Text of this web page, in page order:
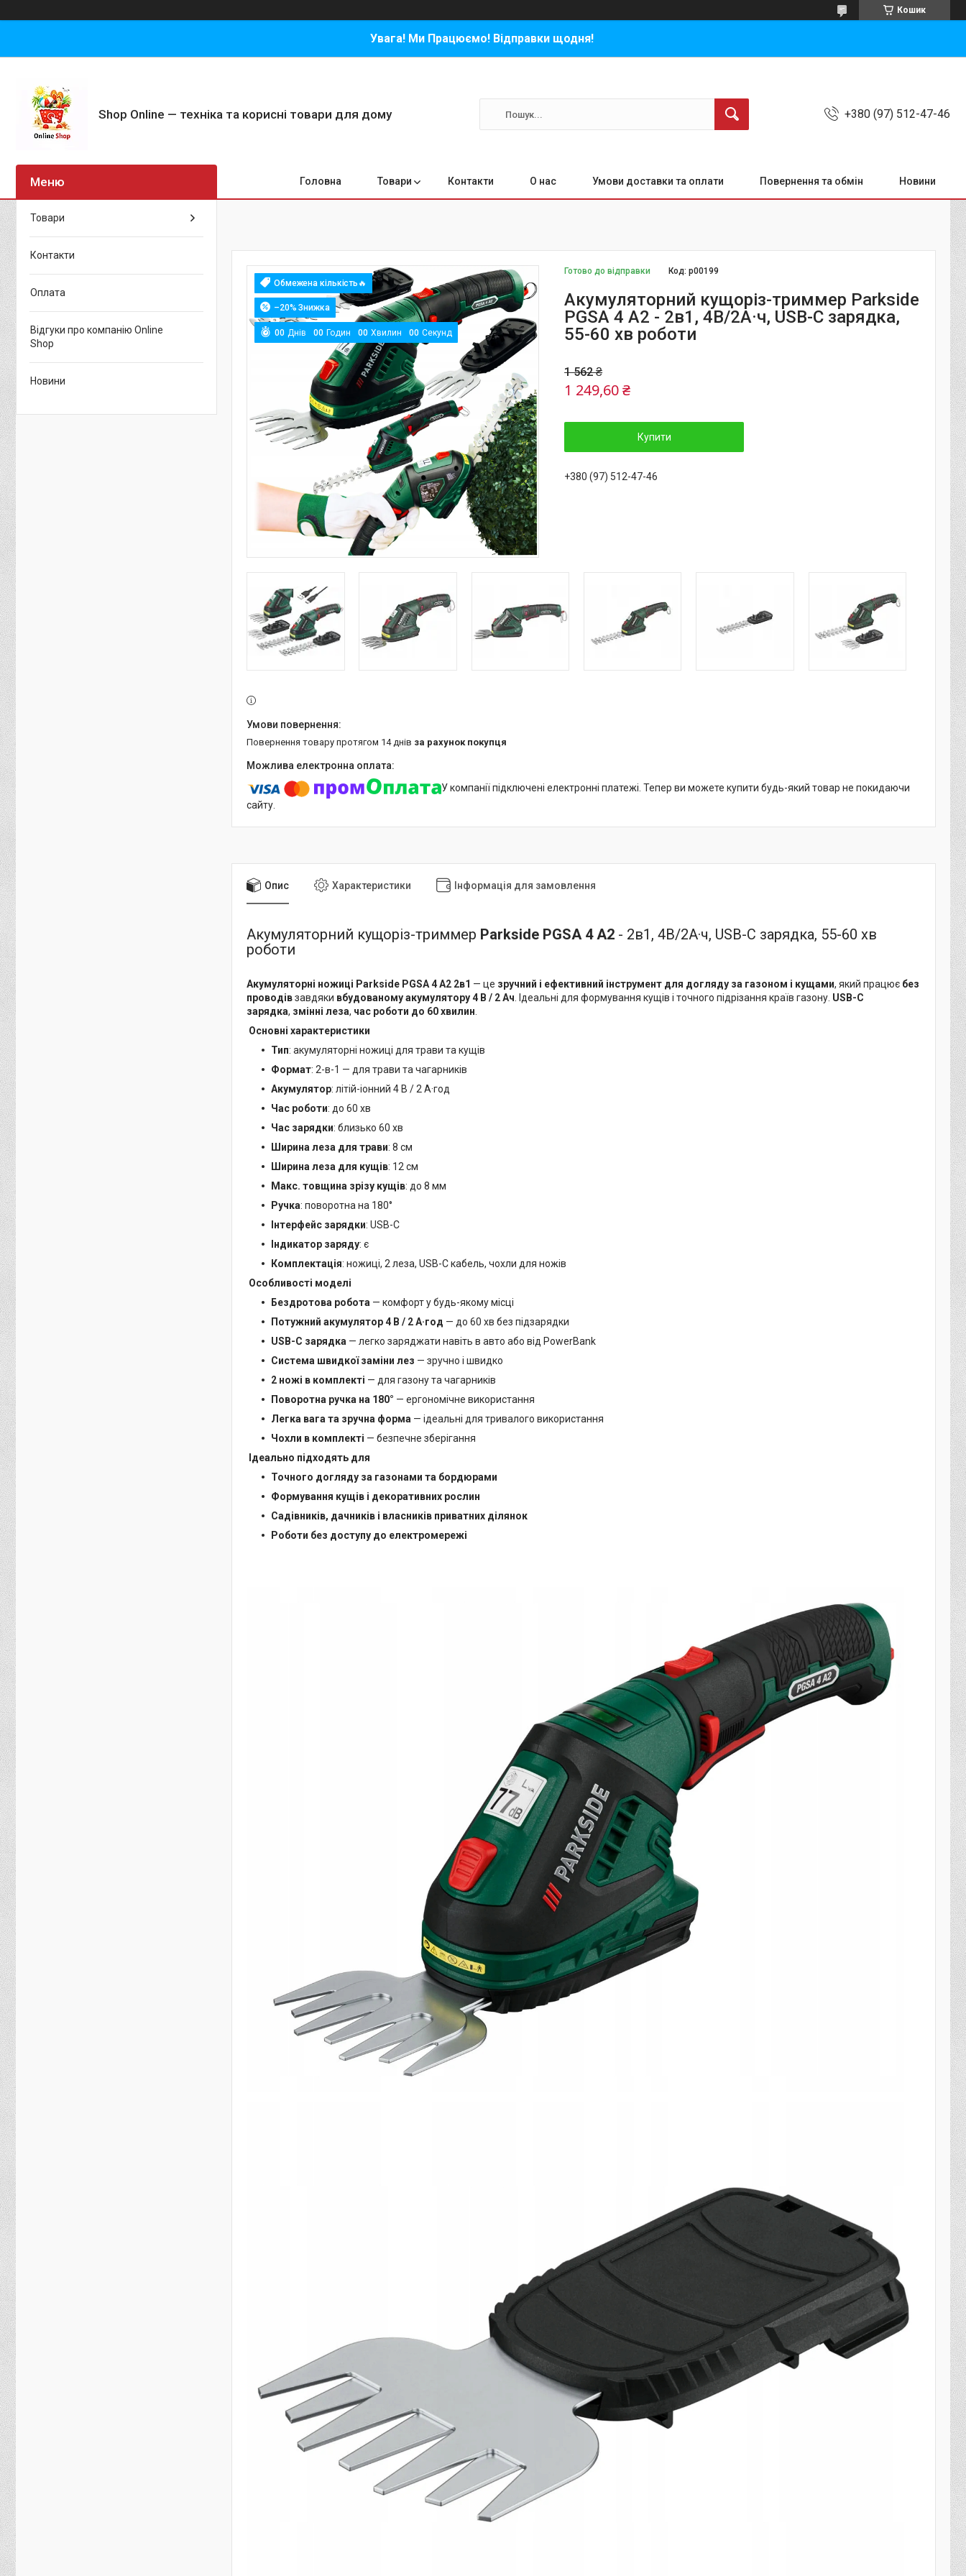
Кошик
Увага! Ми Працюємо! Відправки щодня!
Shop Online — техніка та корисні товари для дому +380 (97) 512-47-46
Головна Товари Контакти О нас Умови доставки та оплати Повернення та обмін Новини
Обмежена кількість🔥
–20%
00 Днів 00 Годин 00 Хвилин 00 Секунд
Готово до відправки Код:р00199
Акумуляторний кущоріз-триммер Parkside
PGSA 4 A2 - 2в1, 4В/2А·ч, USB-C зарядка,
55-60 хв роботи
1 562 ₴
1 249,60 ₴
Купити
+380 (97) 512-47-46
повернення товару протягом 14 днів за рахунок покупця
У компанії підключені електронні платежі. Тепер ви можете купити будь-який товар не покидаючи
сайту.
Опис Характеристики Інформація для замовлення
Акумуляторний кущоріз-триммер Parkside PGSA 4 A2 - 2в1, 4В/2А·ч, USB-C зарядка, 55-60 хв
роботи
Акумуляторні ножиці Parkside PGSA 4 A2 2в1 — це зручний і ефективний інструмент для догляду за газоном і кущами, який працює без
проводівзавдяки вбудованому акумулятору 4 В / 2 Ач . Ідеальні для формування кущів і точного підрізання країв газону. USB-C
зарядка, змінні леза, час роботи до 60 хвилин
Основні характеристики
Тип: акумуляторні ножиці для трави та кущів
Формат: 2-в-1 — для трави та чагарників
Акумулятор: літій-іонний 4 В / 2 А·год
Час роботи: до 60 хв
Час зарядки: близько 60 хв
Ширина леза для трави: 8 см
Ширина леза для кущів: 12 см
Макс. товщина зрізу кущів: до 8 мм
Ручка: поворотна на 180°
Інтерфейс зарядки: USB-C
Індикатор заряду: є
Комплектація: ножиці, 2 леза, USB-C кабель, чохли для ножів
Особливості моделі
Бездротова робота — комфорт у будь-якому місці
Потужний акумулятор 4 В / 2 А·год — до 60 хв без підзарядки
USB-C зарядка — легко заряджати навіть в авто або від PowerBank
Система швидкої заміни лез — зручно і швидко
2 ножі в комплекті — для газону та чагарників
Поворотна ручка на 180° — ергономічне використання
Легка вага та зручна форма — ідеальні для тривалого використання
Чохли в комплекті — безпечне зберігання
Ідеально підходять для
Точного догляду за газонами та бордюрами
Формування кущів і декоративних рослин
Садівників, дачників і власників приватних ділянок
Роботи без доступу до електромережі
Товари
Контакти
Оплата
Відгуки про компанію Online
Shop
Новини